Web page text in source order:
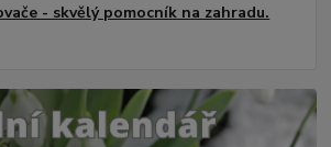
- skvělý pomocník na zahradu.